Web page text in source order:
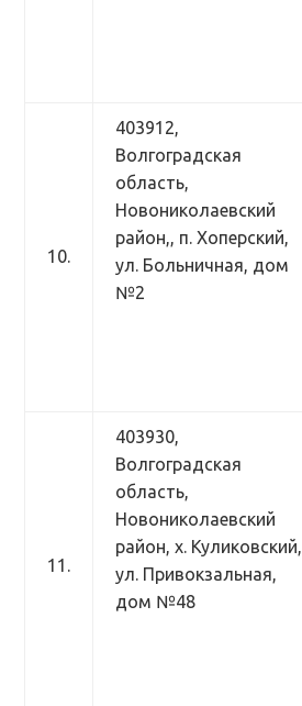
10.
403912,
Волгоградская
область,
Новониколаевский
район,, п. Хоперский,
ул. Больничная, дом
№2
11.
403930,
Волгоградская
область,
Новониколаевский
район, х. Куликовский,
ул. Привокзальная,
дом №48